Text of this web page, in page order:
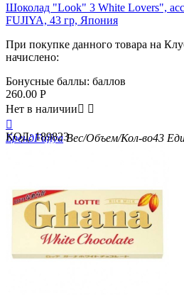
Шоколад "Look" 3 White Lovers",
FUJIYA, 43 гр, Япония
При покупке данного товара на
начислено:
Бонусные баллы: баллов
260.00 Р
Нет в наличии 

БрендFujiya Вес/Объем/Кол-во43
КОД: 189823